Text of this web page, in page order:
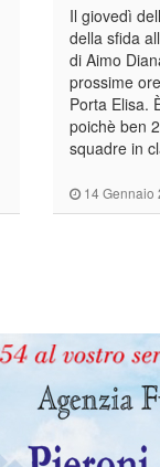
14 Gennaio
Il giovedì
della sfida
di Aimo
prossime
Porta Elisa.
poichè ben
squadre in